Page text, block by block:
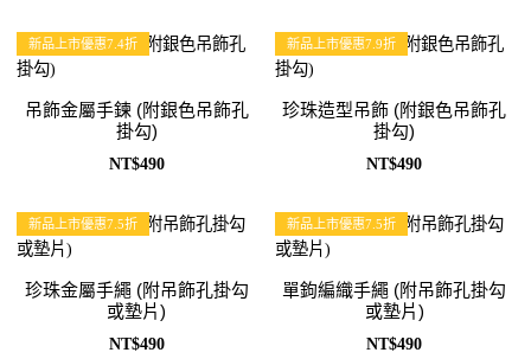
新品上市優惠7.4折
吊飾金屬手鍊 (附銀色吊飾孔
掛勾)
NT$490
新品上市優惠7.9折
珍珠造型吊飾 (附銀色吊飾孔
掛勾)
NT$490
新品上市優惠7.5折
珍珠金屬手繩 (附吊飾孔掛勾
或墊片)
NT$490
新品上市優惠7.5折
單鉤編織手繩 (附吊飾孔掛勾
或墊片)
NT$490